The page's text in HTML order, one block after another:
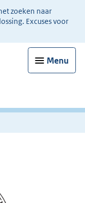
zoeken naar
Excuses voor
Menu